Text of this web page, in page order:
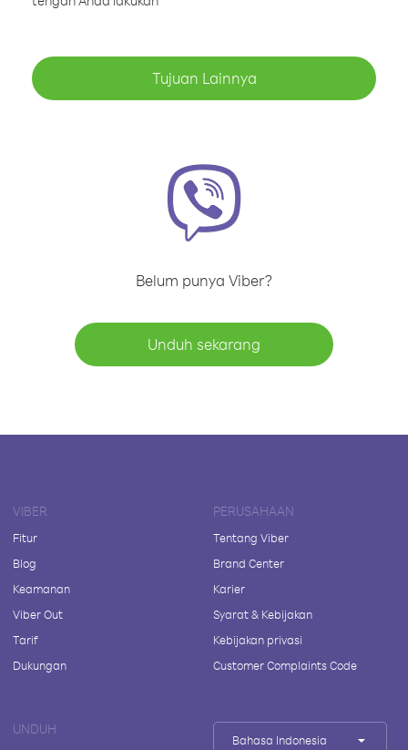
Tujuan Lainnya
Belum punya Viber?
Unduh sekarang
VIBER
Fitur
Blog
Keamanan
Viber Out
Tarif
Dukungan
PERUSAHAAN
Tentang Viber
Brand Center
Karier
Syarat & Kebijakan
Kebijakan privasi
Customer Complaints Code
UNDUH
Bahasa Indonesia